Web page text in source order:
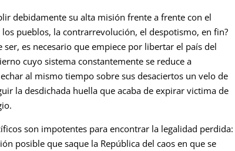
debidamente su alta misión frente a frente con el
pueblos, la contrarrevolución, el despotismo, en fin?
es necesario que empiece por libertar el país del
cuyo sistema constantemente se reduce a
al mismo tiempo sobre sus desaciertos un velo de
la desdichada huella que acaba de expirar victima de
son impotentes para encontrar la legalidad perdida:
posible que saque la República del caos en que se